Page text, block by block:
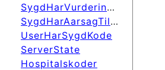
SygdHarVurderingKode
SygdHarAarsagTilUndersKode
UserHarSygdKode
ServerState
Hospitalskoder